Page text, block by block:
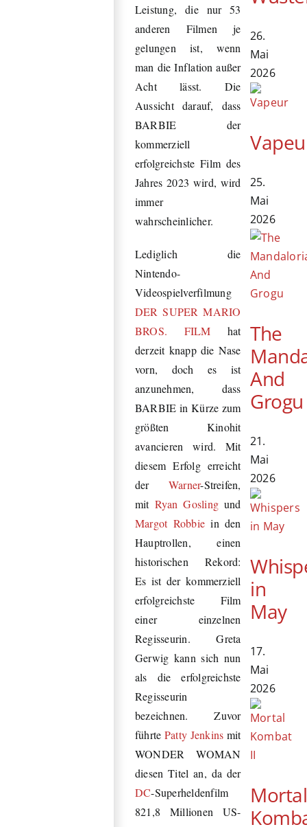
Leistung, die nur 53
anderen Filmen je
gelungen ist, wenn
man die Inflation außer
Acht lässt. Die
Aussicht darauf, dass
BARBIE der
kommerziell
erfolgreichste Film des
Jahres 2023 wird, wird
immer
wahrscheinlicher.
Lediglich die
Nintendo-
Videospielverfilmung
DER SUPER MARIO
BROS. FILM hat
derzeit knapp die Nase
vorn, doch es ist
anzunehmen, dass
BARBIE in Kürze zum
größten Kinohit
avancieren wird. Mit
diesem Erfolg erreicht
der Warner-Streifen,
mit Ryan Gosling und
Margot Robbie in den
Hauptrollen, einen
historischen Rekord:
Es ist der kommerziell
erfolgreichste Film
einer einzelnen
Regisseurin. Greta
Gerwig kann sich nun
als die erfolgreichste
Regisseurin
bezeichnen. Zuvor
führte Patty Jenkins mit
WONDER WOMAN
diesen Titel an, da der
DC-Superheldenfilm
821,8 Millionen US-
26.
Mai
2026
25.
Mai
2026
The
And
Grogu
21.
Mai
2026
in
May
17.
Mai
2026
Mortal